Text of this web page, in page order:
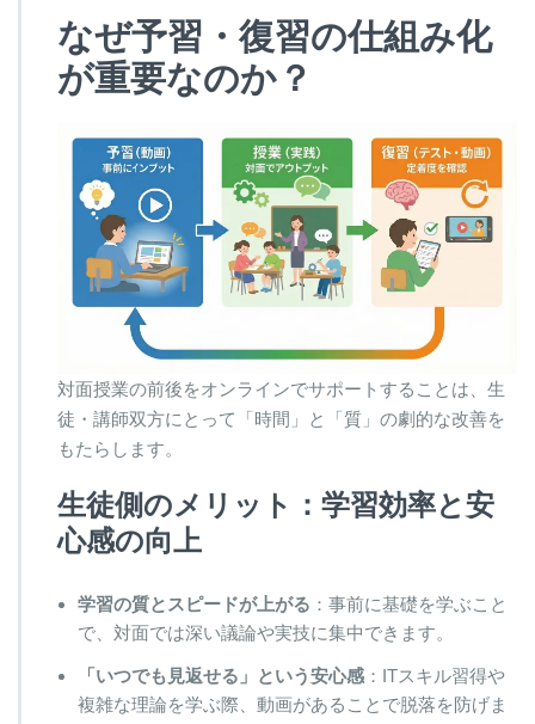
なぜ予習・復習の仕組み化
が重要なのか？
対面授業の前後をオンラインでサポートすることは、生
徒・講師双方にとって「時間」と「質」の劇的な改善を
もたらします。
生徒側のメリット：学習効率と安
心感の向上
学習の質とスピードが上がる ：事前に基礎を学ぶこと
で、対面では深い議論や実技に集中できます。
「いつでも見返せる」という安心感 ：ITスキル習得や
複雑な理論を学ぶ際、動画があることで脱落を防げま